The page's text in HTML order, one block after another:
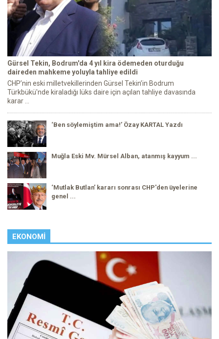
Gürsel Tekin, Bodrum'da 4 yıl kira ödemeden oturduğu
daireden mahkeme yoluyla tahliye edildi
CHP’nin eski milletvekillerinden Gürsel Tekin’in Bodrum
Türkbükü'nde kiraladığı lüks daire için açılan tahliye davasında
karar ...
‘Ben söylemiştim ama!’ Özay KARTAL Yazdı
Muğla Eski Mv. Mürsel Alban, atanmış kayyum ...
‘Mutlak Butlan’ kararı sonrası CHP'den üyelerine
genel ...
EKONOMI